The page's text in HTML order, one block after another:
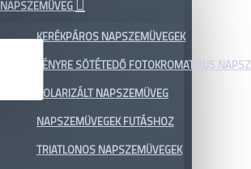
NAPSZEMÜVEG
KERÉKPÁROS NAPSZEMÜVEGEK
FÉNYRE SÖTÉTEDŐ FOTOKROMATIKUS
POLARIZÁLT NAPSZEMÜVEG
NAPSZEMÜVEGEK FUTÁSHOZ
TRIATLONOS NAPSZEMÜVEGEK